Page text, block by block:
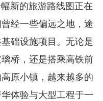
新的旅游路线图正在
经一些偏远之地，途
础设施项目。无论是
桥，还是搭乘高铁前
原小镇，越来越多的
体验与大型工程于一